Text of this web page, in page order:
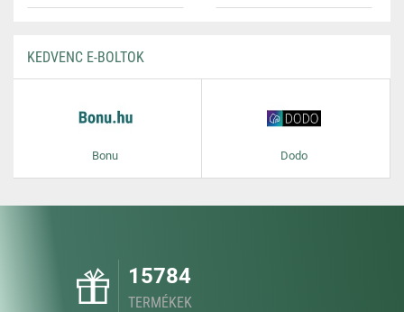
KEDVENC E-BOLTOK
Bonu Dodo
15784
TERMÉKEK